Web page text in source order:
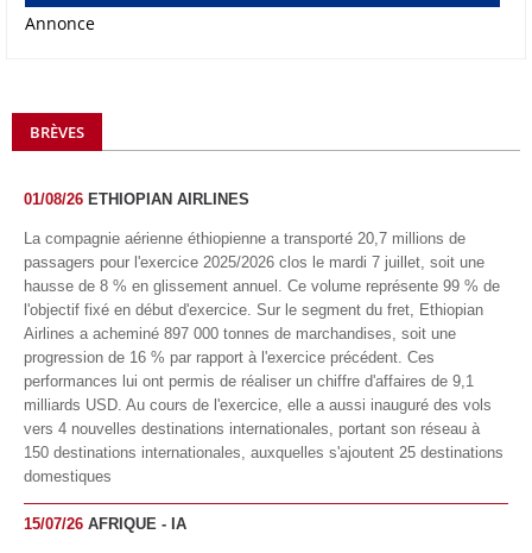
Annonce
BRÈVES
01/08/26 ETHIOPIAN AIRLINES
La compagnie aérienne éthiopienne a transporté 20,7 millions de
passagers pour l'exercice 2025/2026 clos le mardi 7 juillet, soit une
hausse de 8 % en glissement annuel. Ce volume représente 99 % de
l'objectif fixé en début d'exercice. Sur le segment du fret, Ethiopian
Airlines a acheminé 897 000 tonnes de marchandises, soit une
progression de 16 % par rapport à l'exercice précédent. Ces
performances lui ont permis de réaliser un chiffre d'affaires de 9,1
milliards USD. Au cours de l'exercice, elle a aussi inauguré des vols
vers 4 nouvelles destinations internationales, portant son réseau à
150 destinations internationales, auxquelles s'ajoutent 25 destinations
domestiques
15/07/26 AFRIQUE - IA